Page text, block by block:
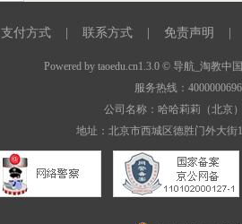
支付方式 联系方式 免责声明
Powered by taoedu.cn1.3.0© 导航_淘教中国
服务热线：
公司名称：哈哈莉莉（北
地址：北京市西城区德胜门外大街